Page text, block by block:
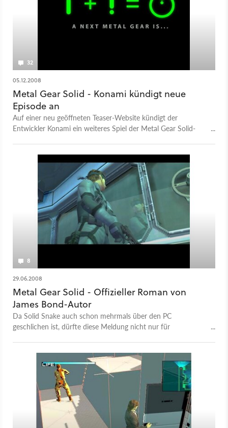
32
05.12.2008
Metal Gear Solid - Konami kündigt neue
Episode an
Auf einer neu geöffneten Teaser-Website kündigt der
Entwickler Konami ein weiteres Spiel der Metal Gear Solid-
nicht wirklich.
8
29.06.2008
Metal Gear Solid - Offizieller Roman von
James Bond-Autor
Da Solid Snake auch schon mehrmals über den PC
geschlichen ist, dürfte diese Meldung nicht nur für